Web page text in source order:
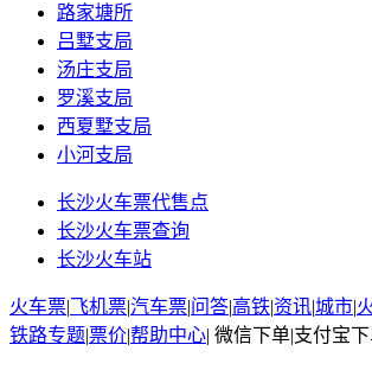
路家塘所
吕墅支局
汤庄支局
罗溪支局
西夏墅支局
小河支局
长沙火车票代售点
长沙火车票查询
长沙火车站
火车票|飞机票|汽车票|问答|高铁|资讯|城市|
铁路专题|票价|帮助中心| 微信下单|支付宝